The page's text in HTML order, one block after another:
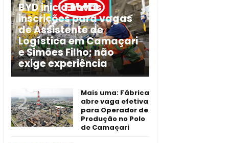
BYD inicia novas
inscrições para vagas
de Assistente de
Logística em Camaçari
e Simões Filho; não
exige experiência
Mais uma: Fábrica
abre vaga efetiva
para Operador de
Produção no Polo
de Camaçari